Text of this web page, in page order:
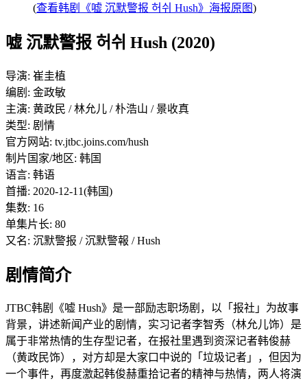
(查看韩剧《嘘 沉默警报 허쉬 Hush》海报原图)
嘘 沉默警报 허쉬 Hush (2020)
导演: 崔圭植
编剧: 金政敏
主演: 黄政民 / 林允儿 / 朴浩山 / 景收真
类型: 剧情
官方网站: tv.jtbc.joins.com/hush
制片国家/地区: 韩国
语言: 韩语
首播: 2020-12-11(韩国)
集数: 16
单集片长: 80
又名: 沉默警报 / 沉默警報 / Hush
剧情简介
JTBC韩剧《嘘 Hush》是一部励志职场剧，以「报社」为故事
背景，讲述新闻产业的剧情，实习记者李智秀（林允儿饰）是
属于非常热情的生存型记者，在报社里遇到资深记者韩俊赫
（黄政民饰），对方却是大家口中说的「垃圾记者」，但因为
一个事件，再度激起韩俊赫重拾记者的精神与热情，两人将演